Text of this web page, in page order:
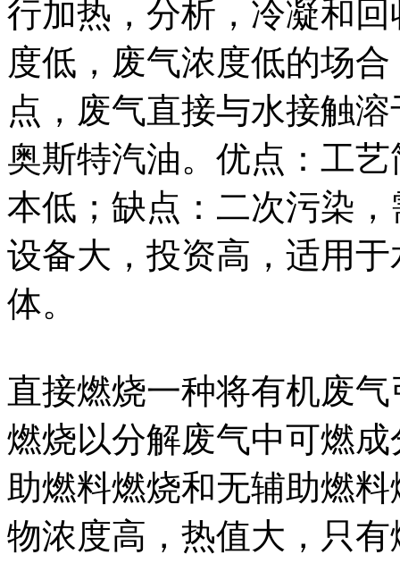
行加热，分析，冷凝和
度低，废气浓度低的场
点，废气直接与水接触
奥斯特汽油。优点：工
本低；缺点：二次污染
设备大，投资高，适用
体。
直接燃烧一种将有机废
燃烧以分解废气中可燃
助燃料燃烧和无辅助燃
物浓度高，热值大，只